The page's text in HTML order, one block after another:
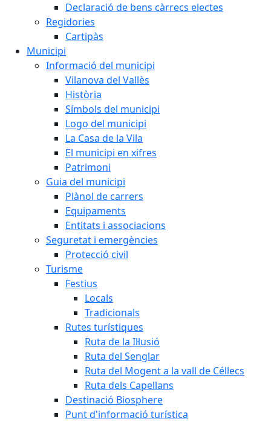
Declaració de bens càrrecs electes
Regidories
Cartipàs
Municipi
Informació del municipi
Vilanova del Vallès
Història
Símbols del municipi
Logo del municipi
La Casa de la Vila
El municipi en xifres
Patrimoni
Guia del municipi
Plànol de carrers
Equipaments
Entitats i associacions
Seguretat i emergències
Protecció civil
Turisme
Festius
Locals
Tradicionals
Rutes turístiques
Ruta de la Il·lusió
Ruta del Senglar
Ruta del Mogent a la vall de Céllecs
Ruta dels Capellans
Destinació Biosphere
Punt d'informació turística